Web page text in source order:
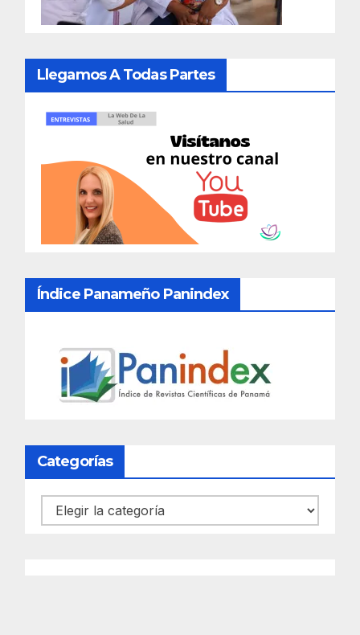
Llegamos A Todas Partes
Índice Panameño Panindex
Categorías
Categorías